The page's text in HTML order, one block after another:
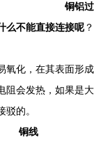
铜铝
么不能直接连接呢 ？
化，在其表面形
会发热，如果是
的。
铜线